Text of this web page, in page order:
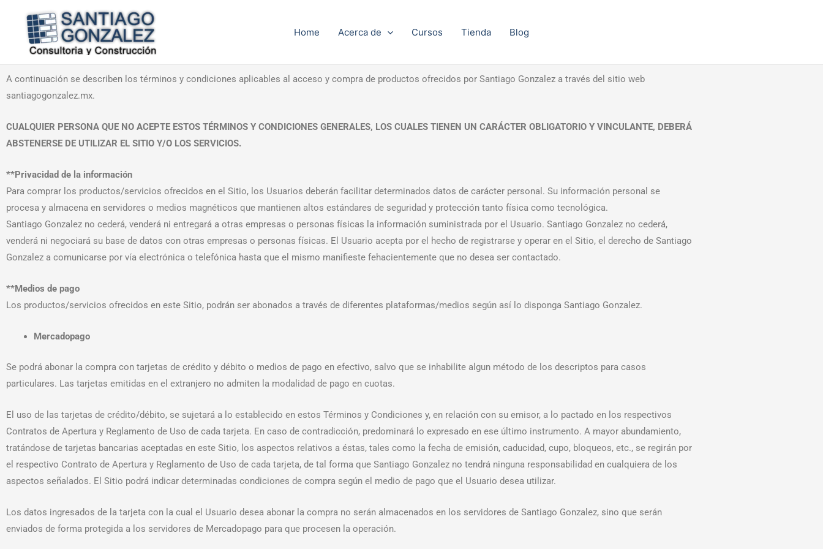
contenido
Home Acerca de Cursos Tienda Blog
A continuación se describen los términos y condiciones aplicables al acceso y compra de productos ofrecidos por Santiago Gonzalez a través del sitio web
santiagogonzalez.mx.
CUALQUIER PERSONA QUE NO ACEPTE ESTOS TÉRMINOS Y CONDICIONES GENERALES, LOS CUALES TIENEN UN CARÁCTER OBLIGATORIO Y VINCULANTE, DEBERÁ
ABSTENERSE DE UTILIZAR EL SITIO Y/O LOS SERVICIOS.
**Privacidad de la información
Para comprar los productos/servicios ofrecidos en el Sitio, los Usuarios deberán facilitar determinados datos de carácter personal. Su información personal se
procesa y almacena en servidores o medios magnéticos que mantienen altos estándares de seguridad y protección tanto física como tecnológica.
Santiago Gonzalez no cederá, venderá ni entregará a otras empresas o personas físicas la información suministrada por el Usuario. Santiago Gonzalez no cederá,
venderá ni negociará su base de datos con otras empresas o personas físicas. El Usuario acepta por el hecho de registrarse y operar en el Sitio, el derecho de Santiago
Gonzalez a comunicarse por vía electrónica o telefónica hasta que el mismo manifieste fehacientemente que no desea ser contactado.
**Medios de pago
Los productos/servicios ofrecidos en este Sitio, podrán ser abonados a través de diferentes plataformas/medios según así lo disponga Santiago Gonzalez.
Mercadopago
Se podrá abonar la compra con tarjetas de crédito y débito o medios de pago en efectivo, salvo que se inhabilite algun método de los descriptos para casos
particulares. Las tarjetas emitidas en el extranjero no admiten la modalidad de pago en cuotas.
El uso de las tarjetas de crédito/débito, se sujetará a lo establecido en estos Términos y Condiciones y, en relación con su emisor, a lo pactado en los respectivos
Contratos de Apertura y Reglamento de Uso de cada tarjeta. En caso de contradicción, predominará lo expresado en ese último instrumento. A mayor abundamiento,
tratándose de tarjetas bancarias aceptadas en este Sitio, los aspectos relativos a éstas, tales como la fecha de emisión, caducidad, cupo, bloqueos, etc., se regirán por
el respectivo Contrato de Apertura y Reglamento de Uso de cada tarjeta, de tal forma que Santiago Gonzalez no tendrá ninguna responsabilidad en cualquiera de los
aspectos señalados. El Sitio podrá indicar determinadas condiciones de compra según el medio de pago que el Usuario desea utilizar.
Los datos ingresados de la tarjeta con la cual el Usuario desea abonar la compra no serán almacenados en los servidores de Santiago Gonzalez, sino que serán
enviados de forma protegida a los servidores de Mercadopago para que procesen la operación.